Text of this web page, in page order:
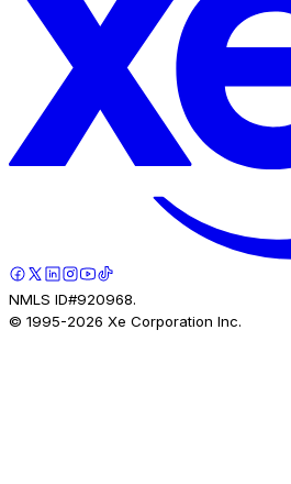
NMLS ID#920968.
© 1995-2026 Xe Corporation Inc.